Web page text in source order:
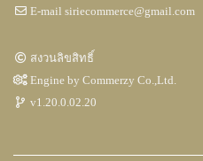
E-mailsiriecommerce@gmail.com
สงวนลิขสิทธิ์
Engine byCommerzy Co.,Ltd.
v1.20.0.02.20